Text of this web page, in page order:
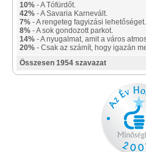
10% - A Tófürdőt.
42% - A Savaria Karnevált.
7% - A rengeteg fagyizási lehetőséget.
8% - A sok gondozott parkot.
14% - A nyugalmat, amit a város
20% - Csak az számít, hogy igazán
Összesen 1954 szavazat